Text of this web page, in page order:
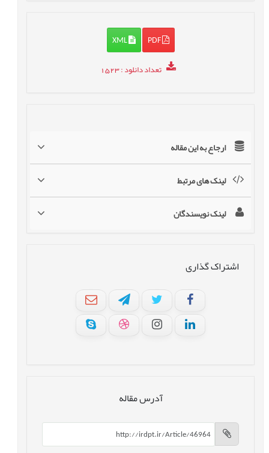
PDF
XML
تعداد دانلود: 1523
ارجاع به این مقاله
لینک های مرتبط
لینک نویسندگان
اشتراک گذاری
آدرس مقاله